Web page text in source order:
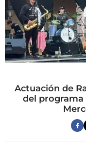
Actuación de
del programa